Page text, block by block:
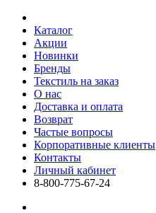
Каталог
Акции
Новинки
Бренды
Текстиль на заказ
О нас
Доставка и оплата
Возврат
Частые вопросы
Корпоративные клиенты
Контакты
Личный кабинет
8-800-775-67-24